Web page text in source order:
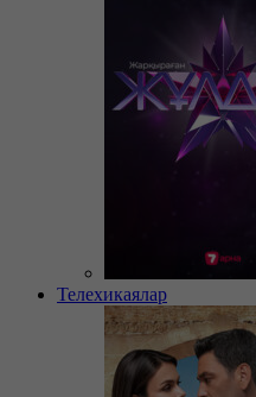
Телехикаялар